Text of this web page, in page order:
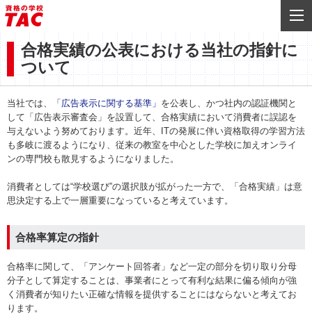
合格実績の公表における当社の指針に
ついて
当社では、 「広告表示に関する基準」 を公表し、かつ社内の認証機関と
して「広告表示審査会」を設置して、合格実績において消費者に誤認を
与えないよう努めております。近年、ITの発展に伴い資格取得の学習方法
も多岐に渡るようになり、従来の教室を中心とした学校に加えオンライ
ンの専門校も散見するようになりました。
消費者としては“学校選び”の選択肢が拡がった一方で、「合格実績」は意
思決定する上で一層重要になっていると考えています。
合格率算定の指針
合格率に関して、「アンケート回答者」など一定の部分を切り取り分母
分子として算定することは、事業者にとって有利な結果に偏る傾向が強
く消費者が知りたい正確な情報を提供することにはならないと考えてお
ります。